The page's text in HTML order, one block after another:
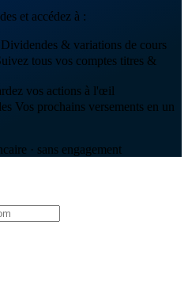
et accédez à :
Dividendes & variations de cours
tous vos comptes titres &
vos actions à l'œil
Vos prochains versements en un
· sans engagement